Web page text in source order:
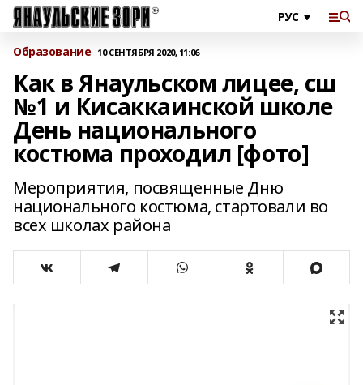
Образование 10 СЕНТЯБРЯ 2020, 11:06
Как в Янаульском лицее, сш
№1 и Кисаккаинской школе
День национального
костюма проходил [фото]
Мероприятия, посвященные Дню
национального костюма, стартовали во
всех школах района